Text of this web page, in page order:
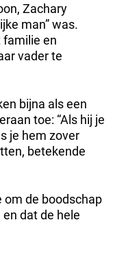
Zachary
man” was.
familie en
vader te
bijna als een
toe: “Als hij je
je hem zover
betekende
om de boodschap
en dat de hele